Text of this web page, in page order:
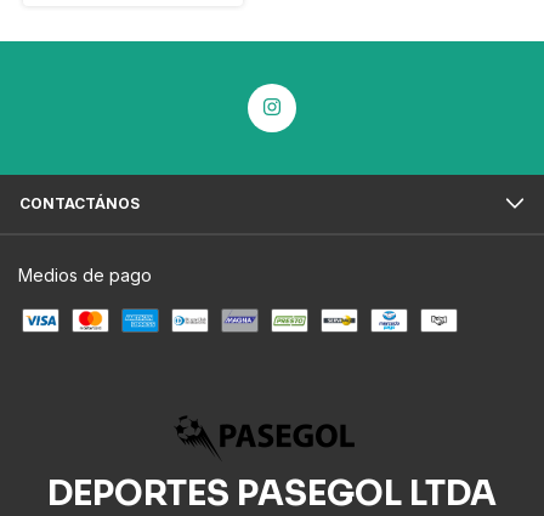
CONTACTÁNOS
Medios de pago
DEPORTES PASEGOL LTDA